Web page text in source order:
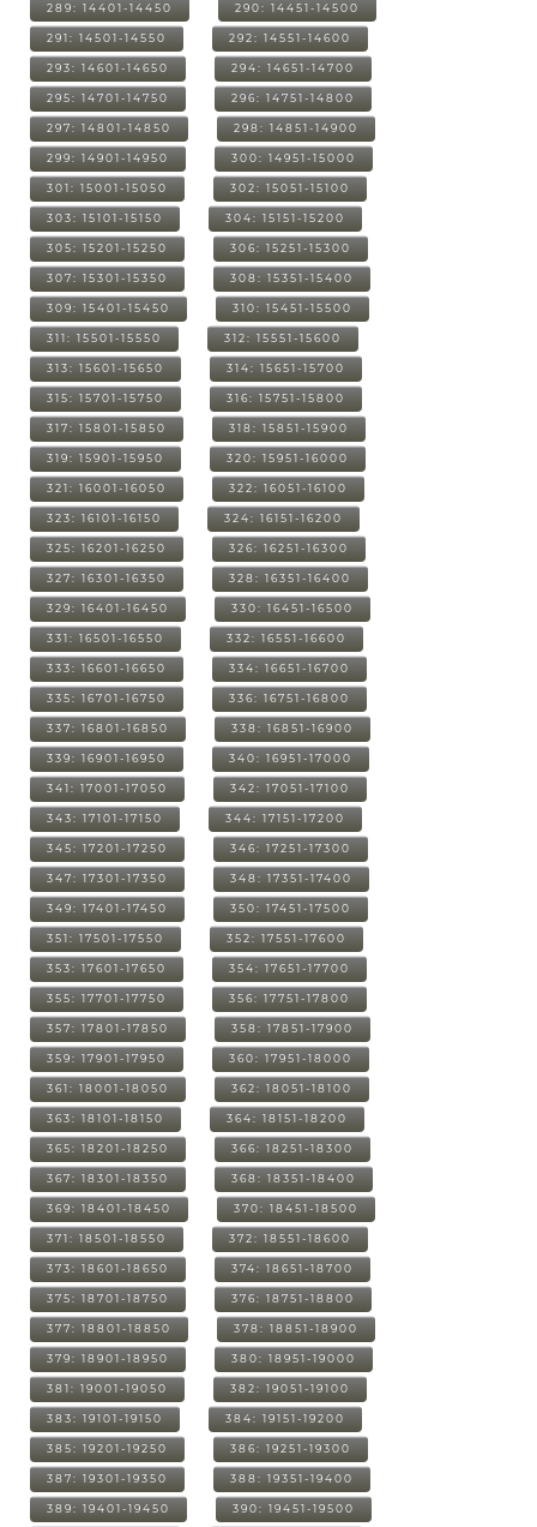
289: 14401-14450 290: 14451-14500
291: 14501-14550 292: 14551-14600
293: 14601-14650 294: 14651-14700
295: 14701-14750 296: 14751-14800
297: 14801-14850 298: 14851-14900
299: 14901-14950 300: 14951-15000
301: 15001-15050 302: 15051-15100
303: 15101-15150 304: 15151-15200
305: 15201-15250 306: 15251-15300
307: 15301-15350 308: 15351-15400
309: 15401-15450 310: 15451-15500
311: 15501-15550 312: 15551-15600
313: 15601-15650 314: 15651-15700
315: 15701-15750 316: 15751-15800
317: 15801-15850 318: 15851-15900
319: 15901-15950 320: 15951-16000
321: 16001-16050 322: 16051-16100
323: 16101-16150 324: 16151-16200
325: 16201-16250 326: 16251-16300
327: 16301-16350 328: 16351-16400
329: 16401-16450 330: 16451-16500
331: 16501-16550 332: 16551-16600
333: 16601-16650 334: 16651-16700
335: 16701-16750 336: 16751-16800
337: 16801-16850 338: 16851-16900
339: 16901-16950 340: 16951-17000
341: 17001-17050 342: 17051-17100
343: 17101-17150 344: 17151-17200
345: 17201-17250 346: 17251-17300
347: 17301-17350 348: 17351-17400
349: 17401-17450 350: 17451-17500
351: 17501-17550 352: 17551-17600
353: 17601-17650 354: 17651-17700
355: 17701-17750 356: 17751-17800
357: 17801-17850 358: 17851-17900
359: 17901-17950 360: 17951-18000
361: 18001-18050 362: 18051-18100
363: 18101-18150 364: 18151-18200
365: 18201-18250 366: 18251-18300
367: 18301-18350 368: 18351-18400
369: 18401-18450 370: 18451-18500
371: 18501-18550 372: 18551-18600
373: 18601-18650 374: 18651-18700
375: 18701-18750 376: 18751-18800
377: 18801-18850 378: 18851-18900
379: 18901-18950 380: 18951-19000
381: 19001-19050 382: 19051-19100
383: 19101-19150 384: 19151-19200
385: 19201-19250 386: 19251-19300
387: 19301-19350 388: 19351-19400
389: 19401-19450 390: 19451-19500